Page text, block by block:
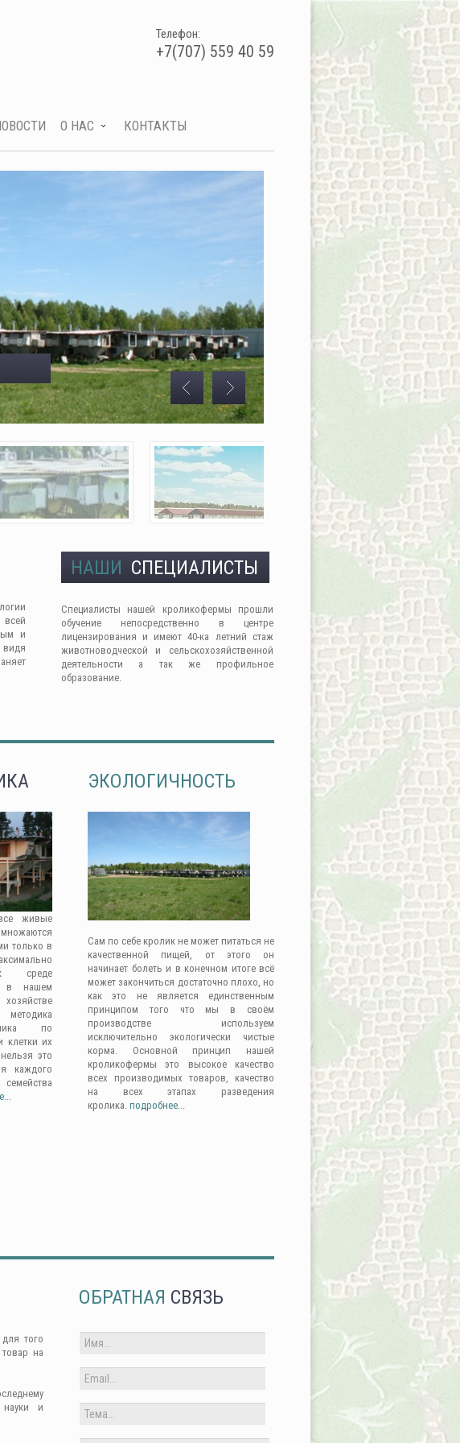
Телефон:
+7(707) 559 40 59
О НАС КОНТАКТЫ
всей
и
НАШИ СПЕЦИАЛИСТЫ
Специалисты нашей кроликофермы прошли
обучение непосредственно в центре
лицензирования и имеют 40-ка летний стаж
животноводческой и сельскохозяйственной
деятельности а так же профильное
образование.
живые
только в
среде
в нашем
по
клетки их
это
каждого
ЭКОЛОГИЧНОСТЬ
Сам по себе кролик не может питаться не
качественной пищей, от этого он
начинает болеть и в конечном итоге всё
может закончиться достаточно плохо, но
как это не является единственным
принципом того что мы в своём
производстве используем
исключительно экологически чистые
корма. Основной принцип нашей
кроликофермы это высокое качество
всех производимых товаров, качество
на всех этапах разведения
кролика. подробнее...
того
на
науки и
ОБРАТНАЯ СВЯЗЬ